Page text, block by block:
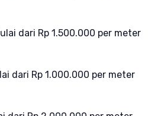
dari Rp 1.500.000 per meter
dari Rp 1.000.000 per meter